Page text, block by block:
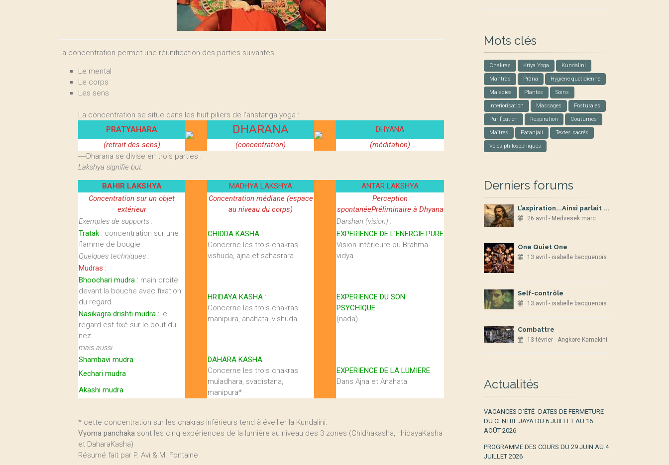
La concentration permet une réunification des parties suivantes :
Le mental
Le corps
Les sens
La concentration se situe dans les huit piliers de l’ahstanga yoga :
PRATYAHARA
DHARANA
DHYANA
(retrait des sens)
(concentration)
(méditation)
----Dharana se divise en trois parties :
Lakshya signifie but.
BAHIR LAKSHYA MADHYA LAKSHYA
ANTAR LAKSHYA
Concentration sur un objet
extérieur
Concentration médiane (espace
au niveau du corps)
Perception
spontanéePréliminaire à Dhyana
Exemples de supports :
Darshan (vision) :
Tratak : concentration sur une
flamme de bougie
CHIDDA KASHA :
Concerne les trois chakras
vishuda, ajna et sahasrara
EXPERIENCE DE L'ENERGIE PURE
Vision intérieure ou Brahma
vidya
Quelques techniques :
Mudras :
Bhoochari mudra : main droite
devant la bouche avec fixation
du regard
HRIDAYA KASHA :
Concerne les trois chakras
manipura, anahata, vishuda
EXPERIENCE DU SON
PSYCHIQUE
(nada)
Nasikagra drishti mudra : le
regard est fixé sur le bout du
nez
mais aussi
Shambavi mudra
DAHARA KASHA :
Concerne les trois chakras
muladhara, svadistana,
manipura*
EXPERIENCE DE LA LUMIERE
Dans Ajna et Anahata
Kechari mudra
Akashi mudra
* cette concentration sur les chakras inférieurs tend à éveiller la Kundalini.
Vyoma panchaka sont les cinq expériences de la lumière au niveau des 3 zones (Chidhakasha, HridayaKasha
et DaharaKasha)
Résumé fait par P. Avi & M. Fontaine
Mots clés
Chakras Kriya Yoga Kundalini
Mantras Prâna Hygiène quotidienne
Maladies Plantes Soins
Interiorisation Massages Posturales
Purification Respiration Coutumes
Maîtres Patanjali Textes sacrés
Voies philosophiques
Derniers forums
L’aspiration...Ainsi parlait ...
26 avril - Medvesek marc
One Quiet One
13 avril - isabelle bacquenois
Self-contrôle
13 avril - isabelle bacquenois
Combattre
13 février - Angkore Kamakini
Actualités
VACANCES D’ÉTÉ- DATES DE FERMETURE
DU CENTRE JAYA DU 6 JUILLET AU 16
AOÛT 2026
PROGRAMME DES COURS DU 29 JUIN AU 4
JUILLET 2026